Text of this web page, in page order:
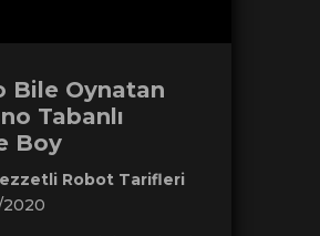
Bile Oynatan
Tabanlı
Boy
Robot Tarifleri
2020